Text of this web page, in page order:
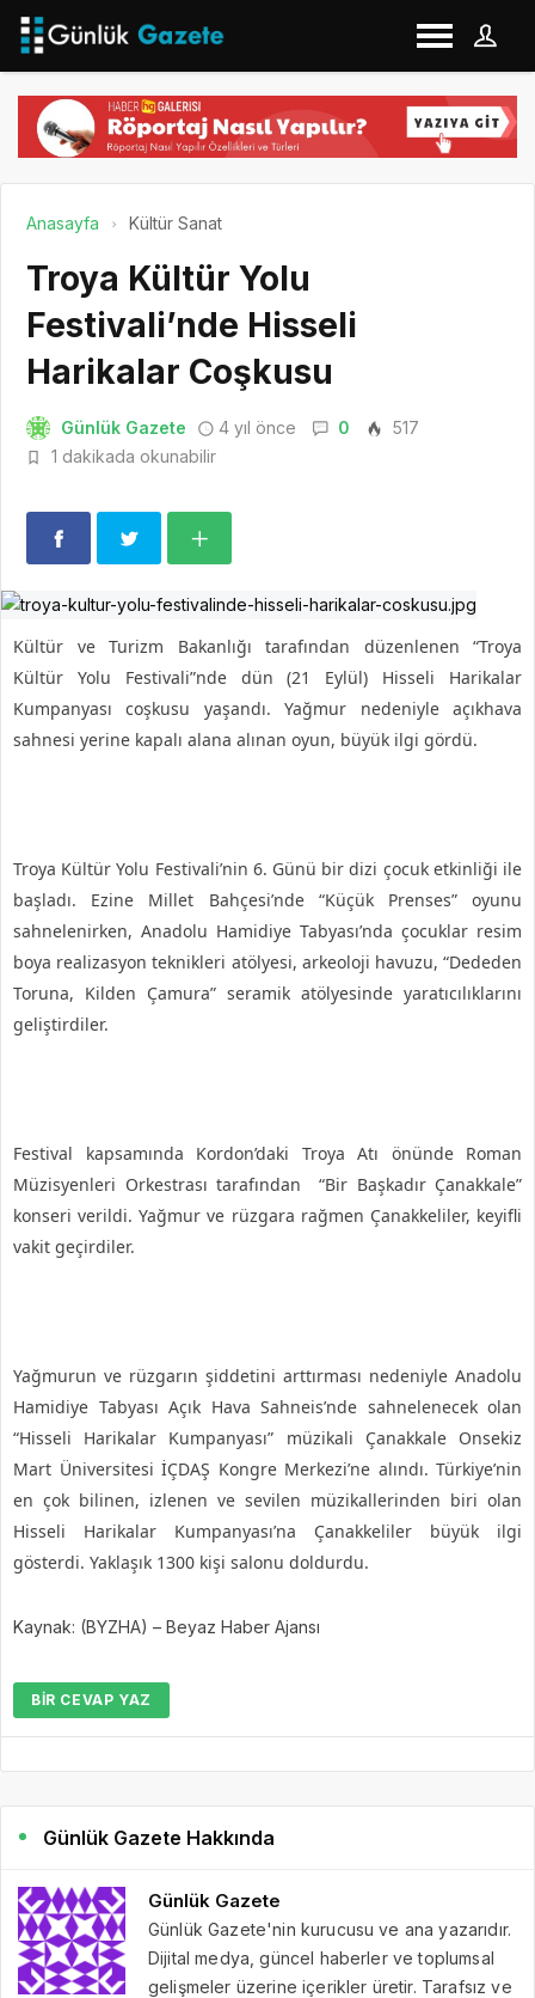
Anasayfa Kültür Sanat
Troya Kültür Yolu
Festivali’nde Hisseli
Harikalar Coşkusu
Günlük Gazete 4 yıl önce 0
517
1 dakikada okunabilir
Kültür ve Turizm Bakanlığı tarafından düzenlenen “Troya
Kültür Yolu Festivali”nde dün (21 Eylül) Hisseli Harikalar
Kumpanyası coşkusu yaşandı. Yağmur nedeniyle açıkhava
sahnesi yerine kapalı alana alınan oyun, büyük ilgi gördü.
Troya Kültür Yolu Festivali’nin 6. Günü bir dizi çocuk etkinliği ile
başladı. Ezine Millet Bahçesi’nde “Küçük Prenses” oyunu
sahnelenirken, Anadolu Hamidiye Tabyası’nda çocuklar resim
boya realizasyon teknikleri atölyesi, arkeoloji havuzu, “Dededen
Toruna, Kilden Çamura” seramik atölyesinde yaratıcılıklarını
geliştirdiler.
Festival kapsamında Kordon’daki Troya Atı önünde Roman
Müzisyenleri Orkestrası tarafından “Bir Başkadır Çanakkale”
konseri verildi. Yağmur ve rüzgara rağmen Çanakkeliler, keyifli
vakit geçirdiler.
Yağmurun ve rüzgarın şiddetini arttırması nedeniyle Anadolu
Hamidiye Tabyası Açık Hava Sahneis’nde sahnelenecek olan
“Hisseli Harikalar Kumpanyası” müzikali Çanakkale Onsekiz
Mart Üniversitesi İÇDAŞ Kongre Merkezi’ne alındı. Türkiye’nin
en çok bilinen, izlenen ve sevilen müzikallerinden biri olan
Hisseli Harikalar Kumpanyası’na Çanakkeliler büyük ilgi
gösterdi. Yaklaşık 1300 kişi salonu doldurdu.
Kaynak: (BYZHA) – Beyaz Haber Ajansı
BIR CEVAP YAZ
Günlük Gazete Hakkında
Günlük Gazete
Günlük Gazete'nin kurucusu ve ana yazarıdır.
Dijital medya, güncel haberler ve toplumsal
gelişmeler üzerine içerikler üretir. Tarafsız ve